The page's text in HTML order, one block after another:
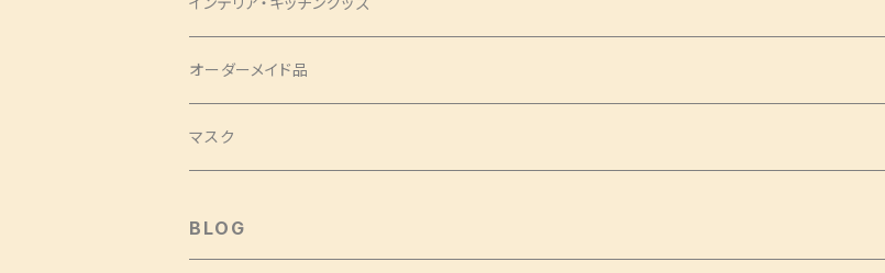
ミドルサイズ
アロハシャツ
チュニック
ワンピース
タックワンピース
キャミソールワンピース
ベスト
長袖
ポーチ
ラウンドポーチ
印鑑ケース
シュシュ
ツイリー
ランチョンマット
Mサイズ
テーブルセンター
Sサイズ
オーダーメイド品
マスク
BLOG